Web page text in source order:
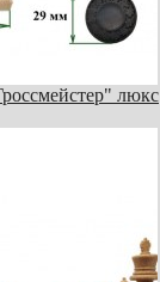
люкс